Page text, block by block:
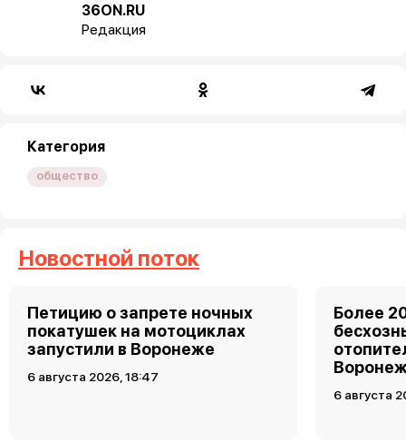
36ON.RU
Редакция
Категория
общество
Новостной поток
Петицию о запрете ночных
покатушек на мотоциклах
запустили в Воронеже
6 августа 2026, 18:47
Более
6 августа